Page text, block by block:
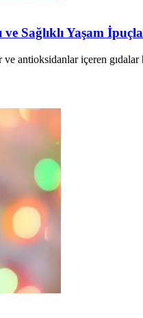
Sağlıklı Yaşam
antioksidanlar içeren